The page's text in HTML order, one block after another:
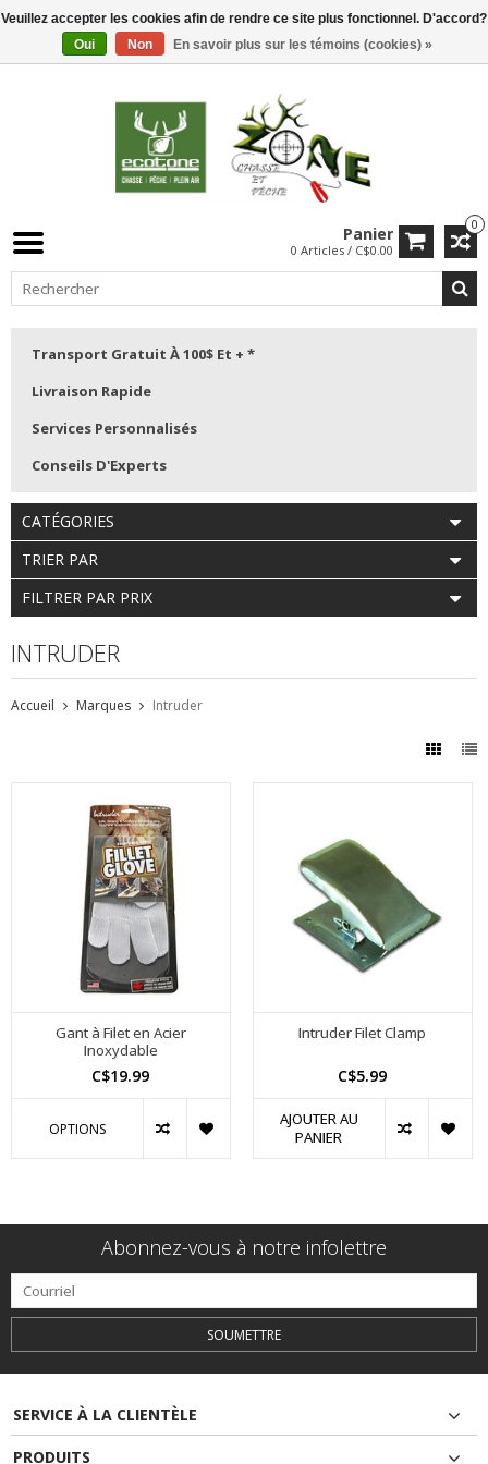
0
Panier
0 Articles / C$0.00
Transport Gratuit À 100$ Et + *
Livraison Rapide
Services Personnalisés
Conseils D'Experts
CATÉGORIES
TRIER PAR
FILTRER PAR PRIX
INTRUDER
Accueil Marques Intruder
Gant à Filet en Acier
Inoxydable
C$19.99
OPTIONS
Intruder Filet Clamp
C$5.99
AJOUTER AU
PANIER
Abonnez-vous à notre infolettre
SOUMETTRE
SERVICE À LA CLIENTÈLE
PRODUITS
Veuillez accepter les cookies afin de rendre ce site plus fonctionnel. D'accord?
Oui
Non En savoir plus sur les témoins (cookies) »